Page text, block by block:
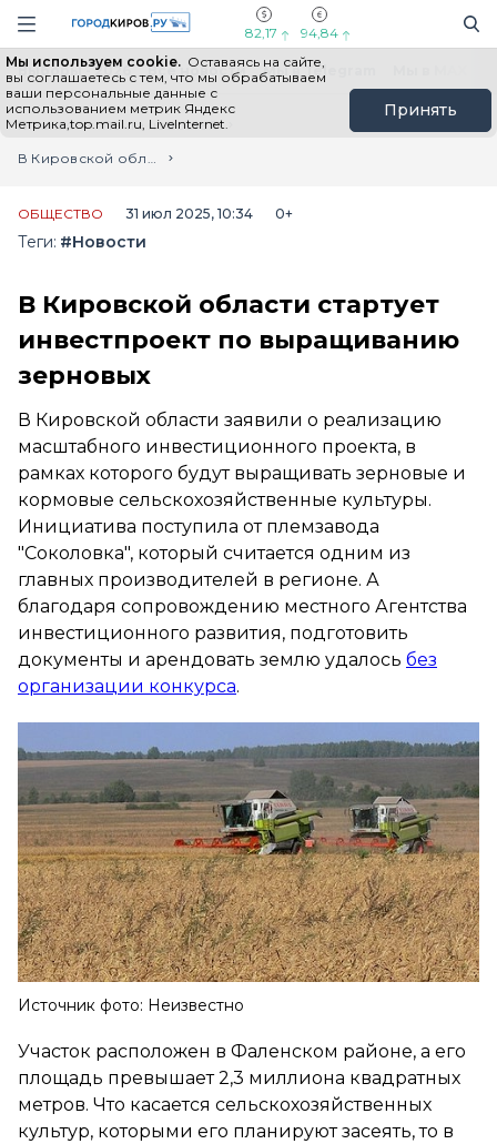
Навигация сайта
82,17 94,84
Мы используем cookie. Оставаясь на сайте,
вы соглашаетесь с тем, что мы обрабатываем
ваши персональные данные с
использованием метрик Яндекс
Метрика,top.mail.ru, LiveInternet.
Принять
Выборы - 2026 Все новости Мы в Telegram
Главная
Лента новостей
В Кировской области стартует инвестпроект по выращиванию зерновых
ОБЩЕСТВО 31 июл 2025, 10:34 0+
Теги: #Новости
В Кировской области стартует
инвестпроект по выращиванию
зерновых
В Кировской области заявили о реализацию
масштабного инвестиционного проекта, в
рамках которого будут выращивать зерновые и
кормовые сельскохозяйственные культуры.
Инициатива поступила от племзавода
"Соколовка", который считается одним из
главных производителей в регионе. А
благодаря сопровождению местного Агентства
инвестиционного развития, подготовить
документы и арендовать землю удалось без
организации конкурса.
Источник фото: Неизвестно
Участок расположен в Фаленском районе, а его
площадь превышает 2,3 миллиона квадратных
метров. Что касается сельскохозяйственных
культур, которыми его планируют засеять, то в